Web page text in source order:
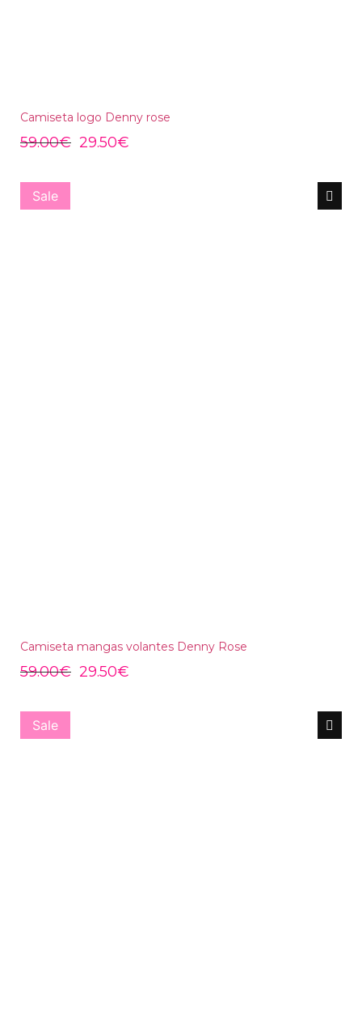
Camiseta logo Denny rose
59.00€ 29.50€
Sale
Camiseta mangas volantes Denny Rose
59.00€ 29.50€
Sale